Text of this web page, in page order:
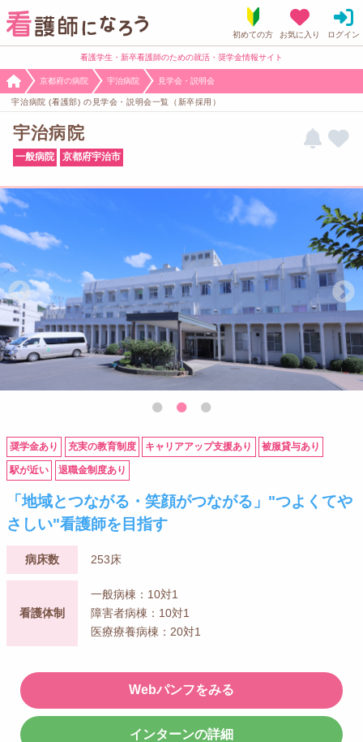
看護学生・新卒看護師のための就活・奨学金情報サイト
京都府の病院 宇治病院 見学会・説明会
宇治病院 (看護部) の見学会・説明会一覧（新卒採用）
宇治病院
一般病院 京都府宇治市
奨学金あり 充実の教育制度 キャリアアップ支援あり 被服貸与あり
駅が近い 退職金制度あり
「地域とつながる・笑顔がつながる」"つよくてや
さしい"看護師を目指す
病床数 253床
看護体制
一般病棟：10対1
障害者病棟：10対1
医療療養病棟：20対1
Webパンフをみる
インターンの詳細